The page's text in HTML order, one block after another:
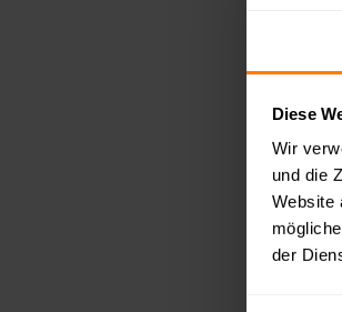
Diese
Wir
und die
Website
der